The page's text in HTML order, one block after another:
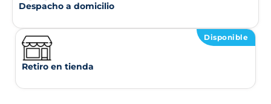
Despacho a domicilio
Disponible
Retiro en tienda